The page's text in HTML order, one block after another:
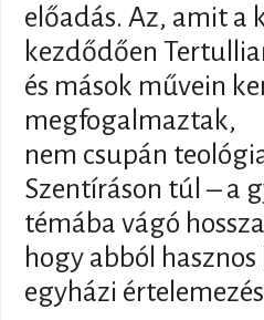
előadás. Az, amit a
kezdődően
és mások művein
megfogalmaztak,
nem csupán
Szentíráson túl – a
témába vágó
hogy abból
egyházi